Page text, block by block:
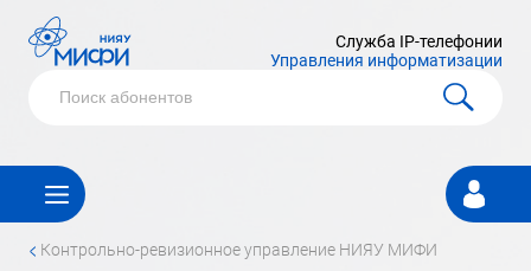
Служба IP-телефонии
Управления информатизации
Личный
кабинет
< контрольно-ревизионное управление НИЯУ МИФИ